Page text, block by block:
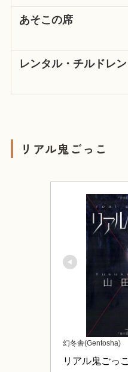
あそこの席
レンタル・チルドレン
リアル鬼ごっこ
幻冬舎(Gentosha)
リアル鬼ごっ